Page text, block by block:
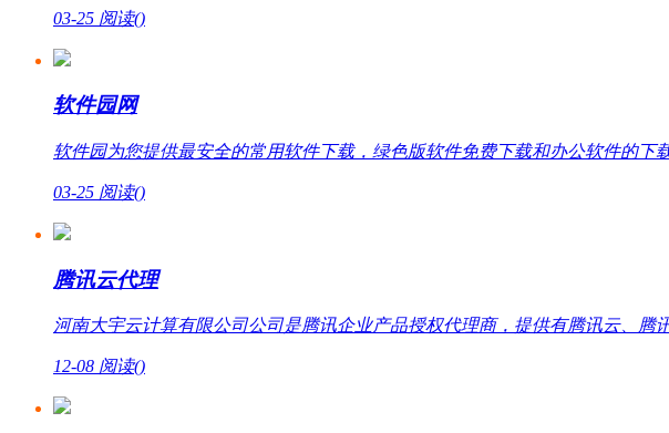
03-25 阅读()
软件园网
软件园为您提供最安全的常用软件下载，绿色版软件免费下载和办公软件的下载
03-25 阅读()
腾讯云代理
河南大宇云计算有限公司公司是腾讯企业产品授权代理商，提供有腾讯云、腾
12-08 阅读()